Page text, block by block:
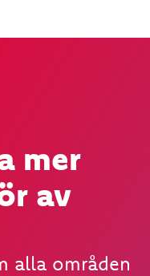
mer
av
alla områden